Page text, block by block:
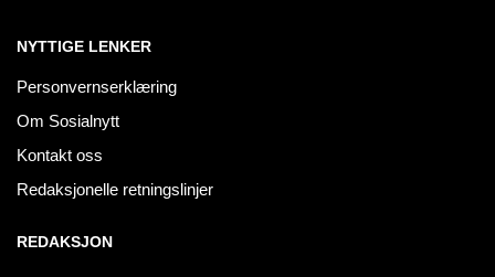
NYTTIGE LENKER
Personvernserklæring
Om Sosialnytt
Kontakt oss
Redaksjonelle retningslinjer
REDAKSJON